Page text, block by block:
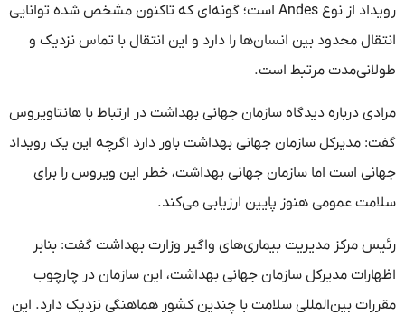
رویداد از نوع Andes است؛ گونه‌ای که تاکنون مشخص شده توانایی
انتقال محدود بین انسان‌ها را دارد و این انتقال با تماس نزدیک و
طولانی‌مدت مرتبط است.
مرادی درباره دیدگاه سازمان جهانی بهداشت در ارتباط با هانتاویروس
گفت: مدیرکل سازمان جهانی بهداشت باور دارد اگرچه این یک رویداد
جهانی است اما سازمان جهانی بهداشت، خطر این ویروس را برای
سلامت عمومی هنوز پایین ارزیابی می‌کند.
رئیس مرکز مدیریت بیماری‌های واگیر وزارت بهداشت گفت: بنابر
اظهارات مدیرکل سازمان جهانی بهداشت، این سازمان در چارچوب
مقررات بین‌المللی سلامت با چندین کشور هماهنگی نزدیک دارد. این